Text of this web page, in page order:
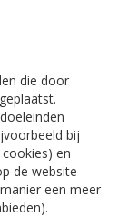
die door
bij
en
de website
een meer